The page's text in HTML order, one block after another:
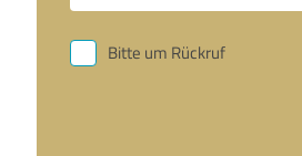
Bitte um Rückruf